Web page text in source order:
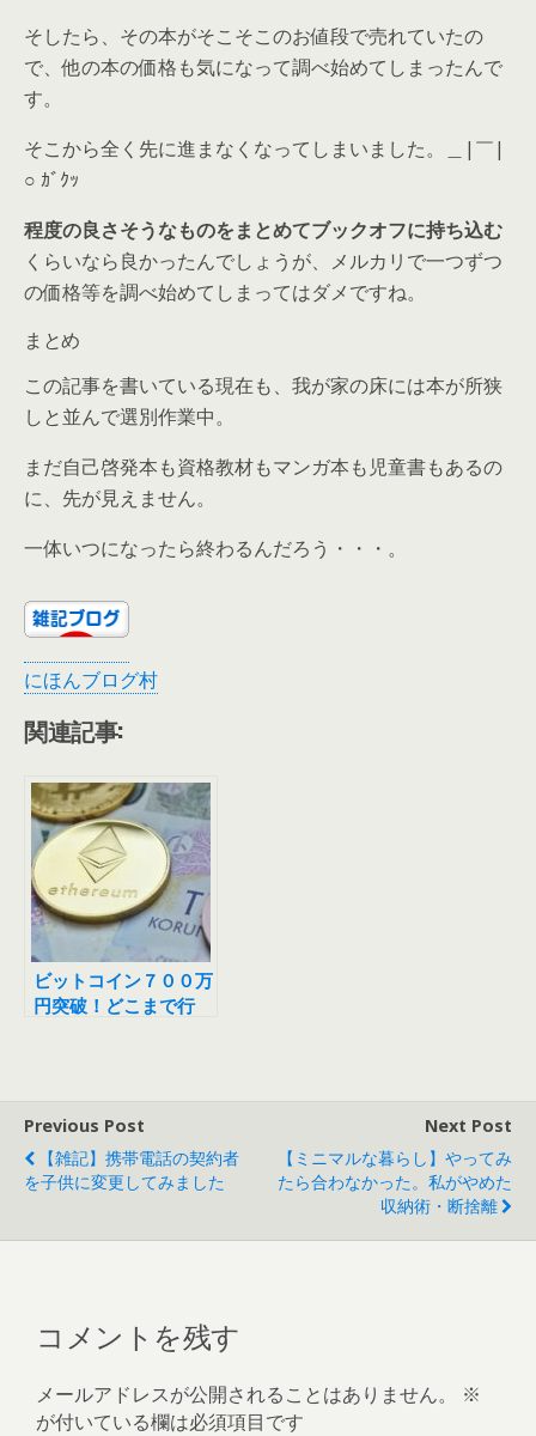
そしたら、その本がそこそこのお値段で売れていたの
で、他の本の価格も気になって調べ始めてしまったんで
す。
そこから全く先に進まなくなってしまいました。
| ￣|
○ ｶﾞｸｯ
程度の良さそうなものをまとめてブックオフに持ち込む
くらいなら良かったんでしょうが、メルカリで一つずつ
の価格等を調べ始めてしまってはダメですね。
まとめ
この記事を書いている現在も、我が家の床には本が所狭
しと並んで選別作業中。
まだ自己啓発本も資格教材もマンガ本も児童書もあるの
に、先が見えません。
一体いつになったら終わるんだろう・・・。
にほんブログ村
関連記事:
ビットコイン７００万
円突破！どこまで行
Previous Post
【雑記】携帯電話の契約者
を子供に変更してみました
Next Post
【ミニマルな暮らし】やってみ
たら合わなかった。私がやめた
収納術・断捨離
コメントを残す
メールアドレスが公開されることはありません。
※
が付いている欄は必須項目です